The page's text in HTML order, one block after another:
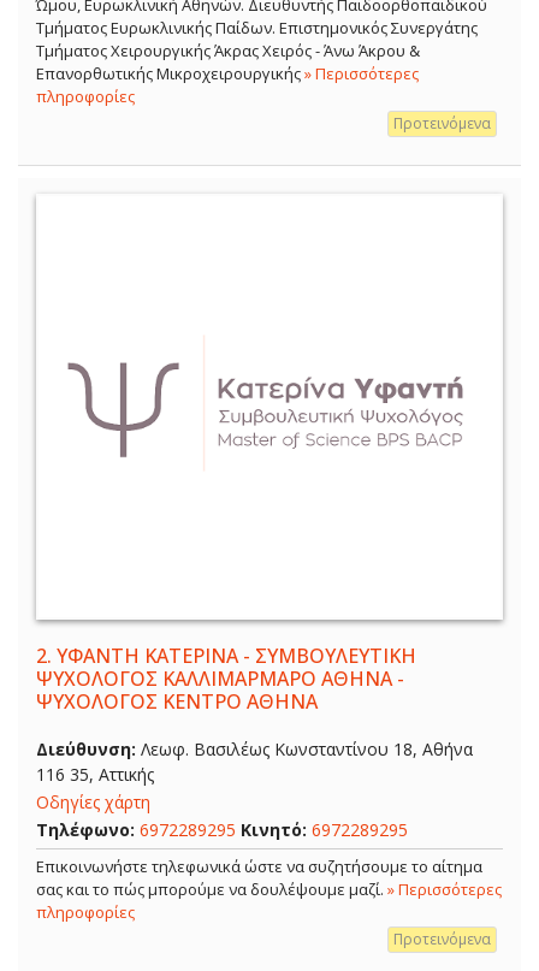
Ώμου, Ευρωκλινική Αθηνών. Διευθυντής Παιδοορθοπαιδικού
Τμήματος Ευρωκλινικής Παίδων. Επιστημονικός Συνεργάτης
Τμήματος Χειρουργικής Άκρας Χειρός - Άνω Άκρου &
Επανορθωτικής Μικροχειρουργικής» Περισσότερες
πληροφορίες
Προτεινόμενα
2. ΥΦΑΝΤΗ ΚΑΤΕΡΙΝΑ - ΣΥΜΒΟΥΛΕΥΤΙΚΗ
ΨΥΧΟΛΟΓΟΣ ΚΑΛΛΙΜΑΡΜΑΡΟ ΑΘΗΝΑ -
ΨΥΧΟΛΟΓΟΣ ΚΕΝΤΡΟ ΑΘΗΝΑ
Διεύθυνση: Λεωφ. Βασιλέως Κωνσταντίνου 18, Αθήνα
116 35, Αττικής
Οδηγίες χάρτη
Τηλέφωνο: 6972289295 Κινητό: 6972289295
Επικοινωνήστε τηλεφωνικά ώστε να συζητήσουμε το αίτημα
σας και το πώς μπορούμε να δουλέψουμε μαζί. » Περισσότερες
πληροφορίες
Προτεινόμενα